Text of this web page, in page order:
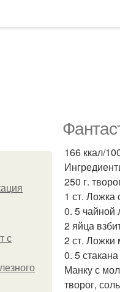
с
166 ккал/
250 г.
1 ст. Ложка
0. 5 чайной
2 яйца
2 ст. Ложки
0. 5
Манку с
творог,